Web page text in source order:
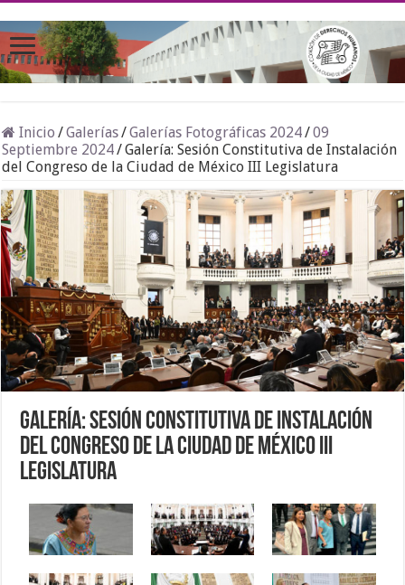
Inicio /Galerías/Galerías Fotográficas 2024/09
Septiembre 2024/Galería: Sesión Constitutiva de Instalación
del Congreso de la Ciudad de México III Legislatura
Galería: Sesión Constitutiva de Instalación
del Congreso de la Ciudad de México III
Legislatura